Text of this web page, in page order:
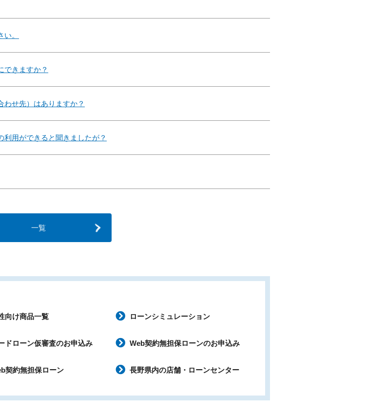
。
できますか？
せ先）はありますか？
用ができると聞きましたが？
一覧
向け商品一覧 ローンシミュレーション
ドローン仮審査のお申込み Web契約無担保ローンのお申込み
契約無担保ローン 長野県内の店舗・ローンセンター